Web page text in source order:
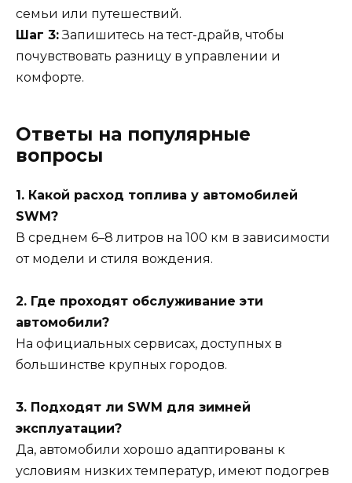
семьи или путешествий.
Шаг 3:Запишитесь на тест-драйв, чтобы
почувствовать разницу в управлении и
комфорте.
Ответы на популярные
вопросы
1. Какой расход топлива у автомобилей
SWM?
В среднем 6–8 литров на 100 км в зависимости
от модели и стиля вождения.
2. Где проходят обслуживание эти
автомобили?
На официальных сервисах, доступных в
большинстве крупных городов.
3. Подходят ли SWM для зимней
эксплуатации?
Да, автомобили хорошо адаптированы к
условиям низких температур, имеют подогрев